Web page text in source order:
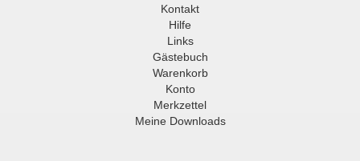
Kontakt
Hilfe
Links
Gästebuch
Warenkorb
Konto
Merkzettel
Meine Downloads